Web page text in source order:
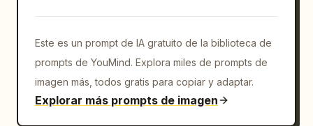
sin expresiones de textura realistas, sin
efectos fuertes de luz/sombra, aspecto plano
optimizado para animación.
Este es un prompt de IA gratuito de la biblioteca de
prompts de YouMind. Explora miles de prompts de
imagen más, todos gratis para copiar y adaptar.
Explorar más prompts de imagen